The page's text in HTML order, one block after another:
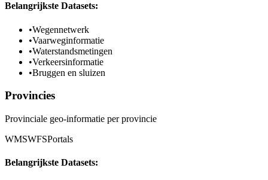
Belangrijkste Datasets:
•Wegennetwerk
•Vaarweginformatie
•Waterstandsmetingen
•Verkeersinformatie
•Bruggen en sluizen
Provincies
Provinciale geo-informatie per provincie
WMSWFSPortals
Belangrijkste Datasets: